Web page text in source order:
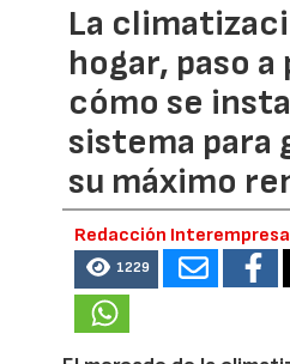
La
hogar, paso a
cómo se
sistema para
su máximo
Redacción
1229